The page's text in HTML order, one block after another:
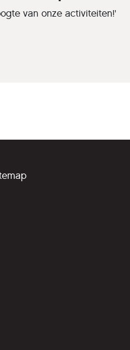
van onze activiteiten!'